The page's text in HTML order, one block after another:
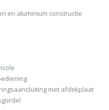
en aluminium constructie
met afdekplaat